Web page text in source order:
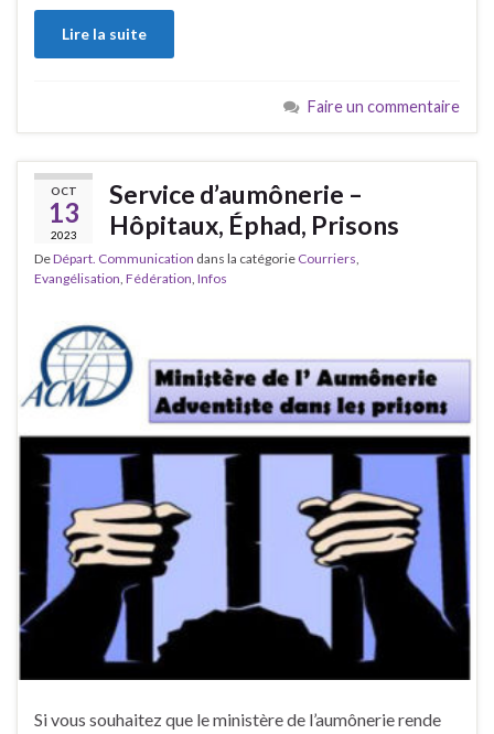
Lire la suite
Faire un commentaire
OCT
13
2023
Service d’aumônerie –
Hôpitaux, Éphad, Prisons
DeDépart. Communication dans la catégorie Courriers,
Evangélisation, Fédération, Infos
Si vous souhaitez que le ministère de l’aumônerie rende